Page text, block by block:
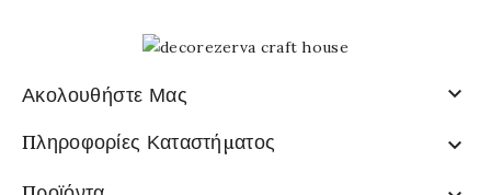
Ακολουθήστε Μας 
Πληροφορίες Καταστήματος 